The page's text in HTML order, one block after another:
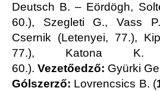
Deutsch B. – Eördögh,
60.), Szegleti G., Vass
Csernik (Letenyei, 77.),
77.), Katona K.
60.). Vezetőedző: Gyürki
Gólszerző: Lovrencsics B. (